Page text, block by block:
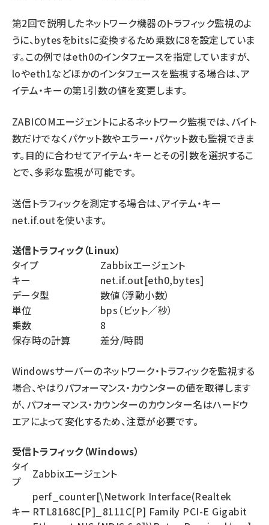
第2回で説明したネットワーク機器のトラフィック監視のよ
うに、bytesをbitsに変換するため乗数に8を設定していま
す。この例ではeth0のインタフェースを指定していますが、
loやeth1などほかのインタフェースを監視する場合は、ア
イテム・キーの第1引数の値を変更します。
ZABICOMエージェントによるネットワーク監視では、バイト
数だけでなくパケット数やエラー・パケット数も監視できま
す。目的に合わせてアイテム・キーとその引数を選択するこ
とで、多彩な監視が可能です。
送信トラフィックを測定する場合は、アイテム・キー
net.if.outを使います。
送信トラフィック（Linux）
タイプ
Zabbixエージェント
キー
net.if.out[eth0,bytes]
データ型
数値（浮動小数）
単位
bps（ビット／秒）
乗数
8
保存時の計算
差分/時間
Windowsサーバーのネットワーク・トラフィックを監視する
場合、やはりパフォーマンス・カウンターの値を取得します
が、パフォーマンス・カウンターのカウンター名はハードウ
エアによって変化するため、注意が必要です。
受信トラフィック（Windows）
タイ
プ
Zabbixエージェント
キー
perf_counter[\Network Interface(Realtek
RTL8168C[P]_8111C[P] Family PCI-E Gigabit